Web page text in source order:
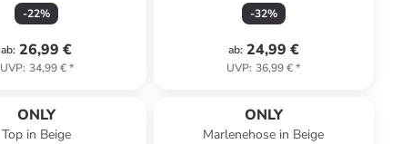
-22%
ab: 26,99 €
UVP: 34,99 €*
-32%
ab: 24,99 €
UVP: 36,99 €*
ONLY
Top in Beige
ONLY
Marlenehose in Beige